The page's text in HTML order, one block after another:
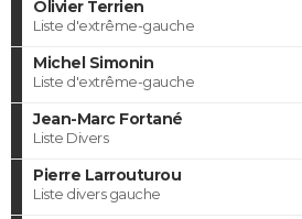
Olivier Terrien
Liste d'extrême-gauche
Michel Simonin
Liste d'extrême-gauche
Jean-Marc Fortané
Liste Divers
Pierre Larrouturou
Liste divers gauche